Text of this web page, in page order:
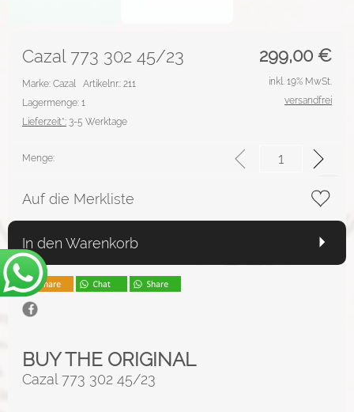
299,00 €
Cazal 773 302 45/23
Marke: Cazal Artikelnr.: 211
Lagermenge: 1
Lieferzeit*: 3-5 Werktage
inkl. 19% MwSt.
versandfrei
Menge:
Auf die Merkliste
In den Warenkorb
BUY THE ORIGINAL
Cazal 773 302 45/23